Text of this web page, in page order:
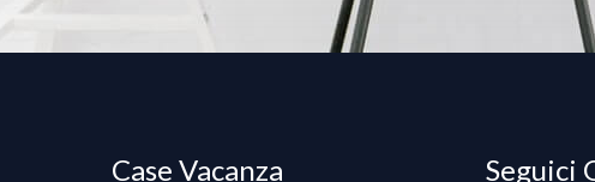
Case Vacanza Seguici